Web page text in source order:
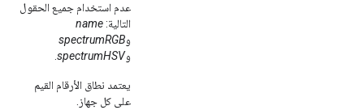
عدم استخدام جميع الحقول
التالية:name
وspectrumRGB
وspectrumHSV
يعتمد نطاق الأرقام القيم
على كل جهاز.